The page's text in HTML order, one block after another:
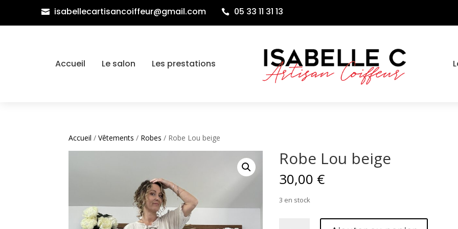
 isabellecartisancoiffeur@gmail.com  05 33 11 31 13
Accueil Le salon Les prestations
Accueil /Vêtements / Robes / Robe Lou beige
Robe Lou beige
30,00 €
3 en stock